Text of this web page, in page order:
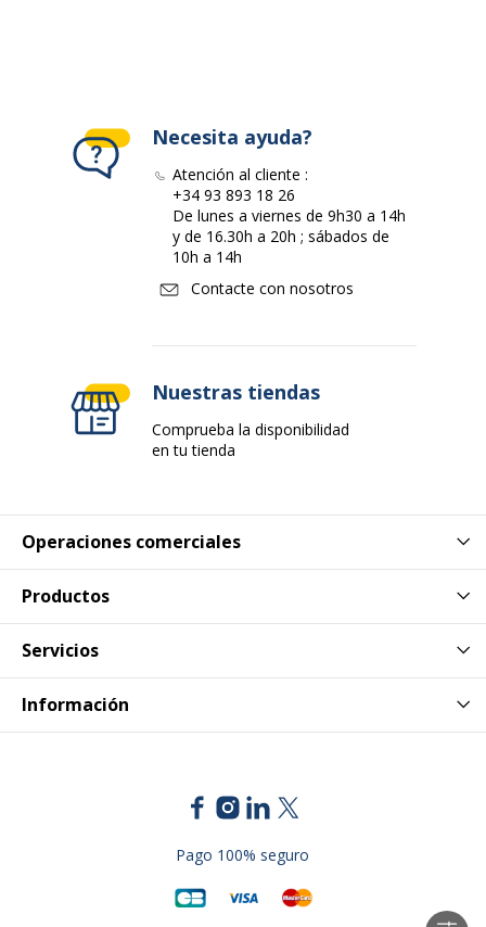
Operaciones comerciales
Productos
Servicios
Información
Necesita ayuda?
Atención al cliente :
+34 93 893 18 26
De lunes a viernes de 9h30 a 14h
y de 16.30h a 20h ; sábados de
10h a 14h
Contacte con nosotros
Nuestras tiendas
Comprueba la disponibilidad
en tu tienda
Pago 100% seguro